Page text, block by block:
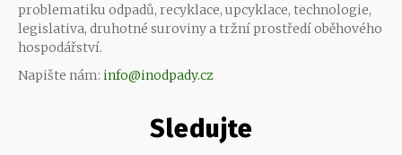
problematiku odpadů, recyklace, upcyklace, technologie,
legislativa, druhotné suroviny a tržní prostředí oběhového
hospodářství.
Napište nám: info@inodpady.cz
Sledujte